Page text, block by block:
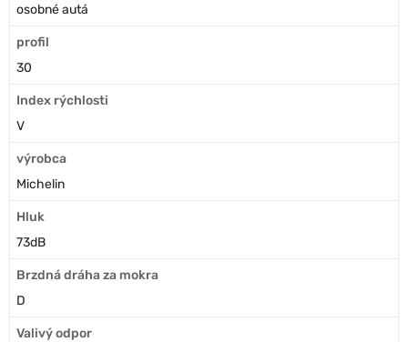
osobné autá
profil
30
Index rýchlosti
V
výrobca
Michelin
Hluk
73dB
Brzdná dráha za mokra
D
Valivý odpor